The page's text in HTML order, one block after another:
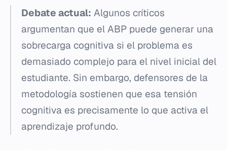
Debate actual: Algunos críticos
argumentan que el ABP puede generar una
sobrecarga cognitiva si el problema es
demasiado complejo para el nivel inicial del
estudiante. Sin embargo, defensores de la
metodología sostienen que esa tensión
cognitiva es precisamente lo que activa el
aprendizaje profundo.